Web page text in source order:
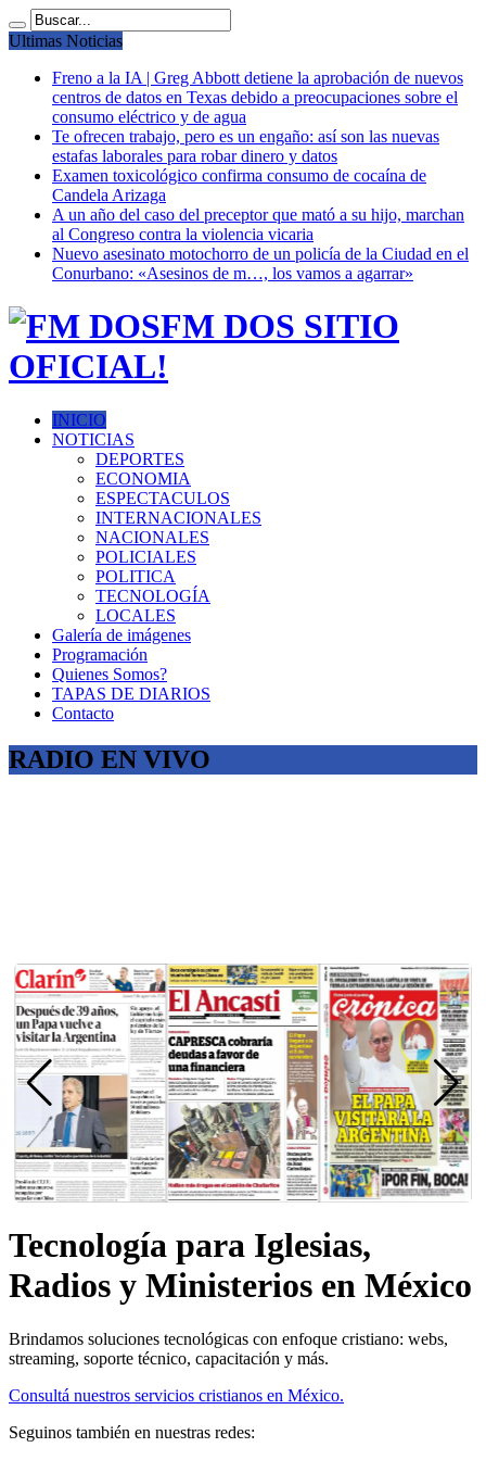
Ultimas Noticias
Freno a la IA | Greg Abbott detiene la aprobación de nuevos
centros de datos en Texas debido a preocupaciones sobre el
consumo eléctrico y de agua
Te ofrecen trabajo, pero es un engaño: así son las nuevas
estafas laborales para robar dinero y datos
Examen toxicológico confirma consumo de cocaína de
Candela Arizaga
A un año del caso del preceptor que mató a su hijo, marchan
al Congreso contra la violencia vicaria
Nuevo asesinato motochorro de un policía de la Ciudad en el
Conurbano: «Asesinos de m…, los vamos a agarrar»
FM DOS SITIO
OFICIAL!
INICIO
NOTICIAS
DEPORTES
ECONOMIA
ESPECTACULOS
INTERNACIONALES
NACIONALES
POLICIALES
POLITICA
TECNOLOGÍA
LOCALES
Galería de imágenes
Programación
Quienes Somos?
TAPAS DE DIARIOS
Contacto
RADIO EN VIVO
Tecnología para Iglesias,
Radios y Ministerios en México
Brindamos soluciones tecnológicas con enfoque cristiano: webs,
streaming, soporte técnico, capacitación y más.
Consultá nuestros servicios cristianos en México.
Seguinos también en nuestras redes: